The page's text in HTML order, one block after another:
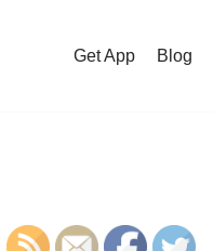
Get App Blog